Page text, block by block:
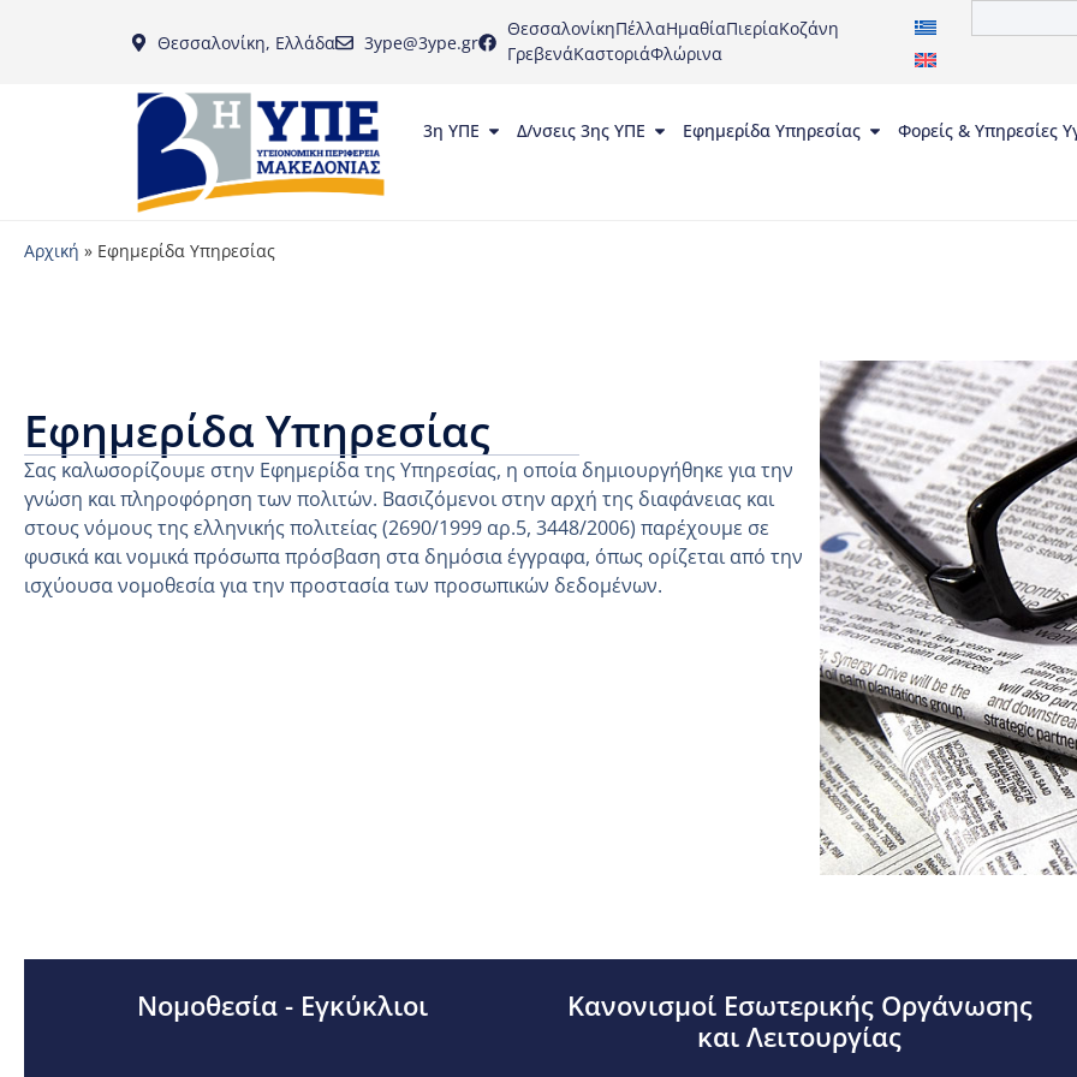
Θεσσαλονίκη, Ελλάδα 3ype@3ype.gr
ΘεσσαλονίκηΠέλλαΗμαθίαΠιερίαΚοζάνη
ΓρεβενάΚαστοριάΦλώρινα
3η ΥΠΕ Δ/νσεις 3ης ΥΠΕ Εφημερίδα Υπηρεσίας Φορείς & Υπηρεσίες
Αρχική » Εφημερίδα Υπηρεσίας
Εφημερίδα Υπηρεσίας
Σας καλωσορίζουμε στην Εφημερίδα της Υπηρεσίας, η οποία δημιουργήθηκε για την
γνώση και πληροφόρηση των πολιτών. Βασιζόμενοι στην αρχή της διαφάνειας και
στους νόμους της ελληνικής πολιτείας (2690/1999 αρ.5, 3448/2006) παρέχουμε σε
φυσικά και νομικά πρόσωπα πρόσβαση στα δημόσια έγγραφα, όπως ορίζεται από την
ισχύουσα νομοθεσία για την προστασία των προσωπικών δεδομένων.
Νομοθεσία - Εγκύκλιοι
Κανονισμοί Εσωτερικής Οργάνωσης
και Λειτουργίας